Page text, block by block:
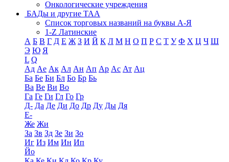
Онкологические учреждения
БАДы и другие ТАА
Список торговых названий на буквы А-Я
1-Z Латинские
А Б В Г Д Е Ж З И Й К Л М Н О П Р С Т У Ф Х Ц Ч Ш
Э Ю Я
L Q
Ад Ае Ак Ал Ан Ап Ар Ас Ат Ац
Ба Бе Би Бл Бо Бр Бь
Ва Ве Ви Во
Га Ге Ги Гл Го Гр
Д- Да Де Ди До Др Ду Ды Дя
Е-
Же Жи
За Зв Зд Зе Зи Зо
Иг Из Им Ин Ип
Йо